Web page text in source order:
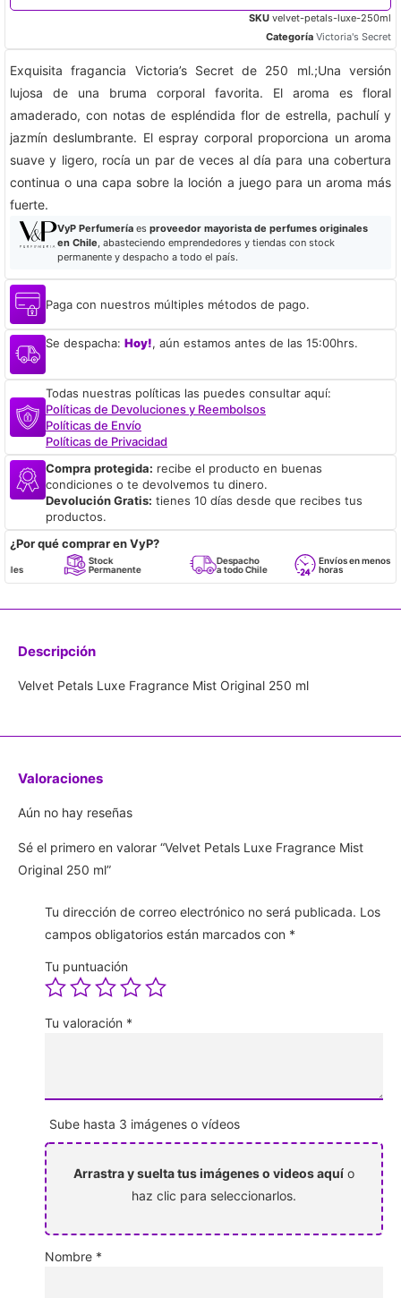
SKU velvet-petals-luxe-250ml
Categoría Victoria's Secret
Exquisita fragancia Victoria’s Secret de 250 ml.;Una versión
lujosa de una bruma corporal favorita. El aroma es floral
amaderado, con notas de espléndida flor de estrella, pachulí y
jazmín deslumbrante. El espray corporal proporciona un aroma
suave y ligero, rocía un par de veces al día para una cobertura
continua o una capa sobre la loción a juego para un aroma más
fuerte.
VyP Perfumeríaes proveedor mayorista de perfumes originales
en Chile, abasteciendo emprendedores y tiendas con stock
permanente y despacho a todo el país.
Paga con nuestros múltiples métodos de pago.
Se despacha: Hoy!, aún estamos antes de las 15:00hrs.
Todas nuestras políticas las puedes consultar aquí:
Políticas de Devoluciones y Reembolsos
Políticas de Envío
Políticas de Privacidad
Compra protegida: recibe el producto en buenas
condiciones o te devolvemos tu dinero.
Devolución Gratis: tienes 10 días desde que recibes tus
productos.
¿Por qué comprar en VyP?
Stock
Permanente
Despacho
a todo Chile
Envíos en menos de 24
horas
Descripción
Velvet Petals Luxe Fragrance Mist Original 250 ml
Valoraciones
Aún no hay reseñas
Sé el primero en valorar “Velvet Petals Luxe Fragrance Mist
Original 250 ml”
Tu dirección de correo electrónico no será publicada. Los
campos obligatorios están marcados con *
Tu puntuación
Tu valoración *
Sube hasta 3 imágenes o vídeos
Arrastra y suelta tus imágenes o videos aquí o
haz clic para seleccionarlos.
Nombre *